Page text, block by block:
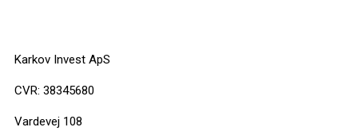
Karkov Invest ApS
CVR: 38345680
Vardevej 108